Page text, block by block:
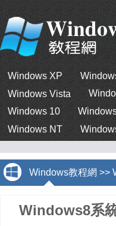
Windows XP
Windows Vista
Windows 10
Windows NT
Windows教程網 >>
Windows8系